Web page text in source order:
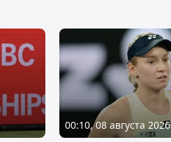
00:10, 08 августа 2026